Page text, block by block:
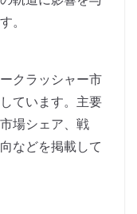
。
クラッシャー市
ています。主要
場シェア、戦
などを掲載して